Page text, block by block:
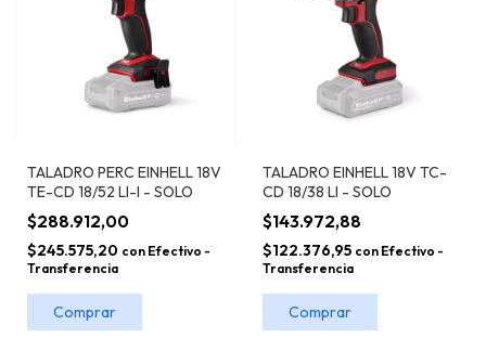
TALADRO PERC EINHELL 18V
TE-CD 18/52 LI-I - SOLO
$288.912,00
$245.575,20 con Efectivo -
Transferencia
TALADRO EINHELL 18V TC-
CD 18/38 LI - SOLO
$143.972,88
$122.376,95 con Efectivo -
Transferencia